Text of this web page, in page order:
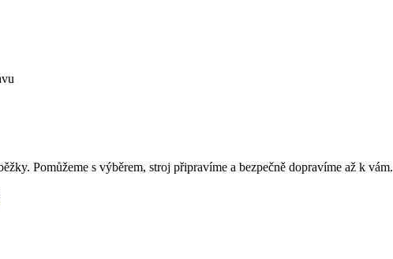
Pomůžeme s výběrem, stroj připravíme a bezpečně dopravíme až k vám.